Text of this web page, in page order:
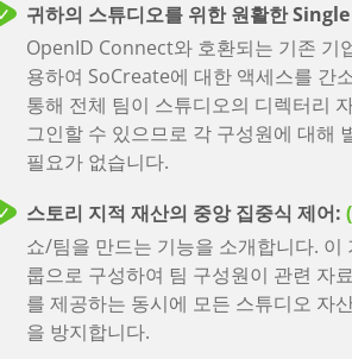
귀하의 스튜디오를 위한 원활한
OpenID Connect와 호환되는 기존 기
용하여 SoCreate에 대한 액세스를 간
통해 전체 팀이 스튜디오의 디렉터리
그인할 수 있으므로 각 구성원에 대해
필요가 없습니다.
스토리 지적 재산의 중앙 집중식 제어:
쇼/팀을 만드는 기능을 소개합니다. 이
룹으로 구성하여 팀 구성원이 관련 자
를 제공하는 동시에 모든 스튜디오 자
을 방지합니다.
무제한 위치:
낮 / 밤 및 실내 / 실외 세트.
이 기능 보기
스토리 통계:
화면 시간 및 대화, 행동 및 스토리 구
한 스토리 통계.
이 기능 보기
프로젝트 옵션:
단편, TV 프로그램 및 영화에 대한 다
세요.